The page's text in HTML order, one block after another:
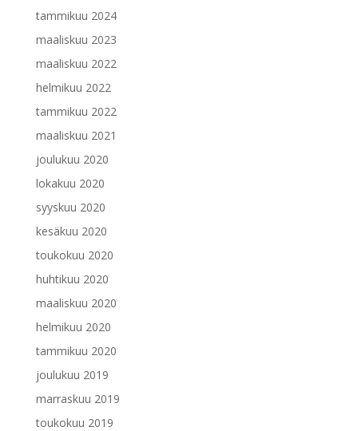
tammikuu 2024
maaliskuu 2023
maaliskuu 2022
helmikuu 2022
tammikuu 2022
maaliskuu 2021
joulukuu 2020
lokakuu 2020
syyskuu 2020
kesäkuu 2020
toukokuu 2020
huhtikuu 2020
maaliskuu 2020
helmikuu 2020
tammikuu 2020
joulukuu 2019
marraskuu 2019
toukokuu 2019